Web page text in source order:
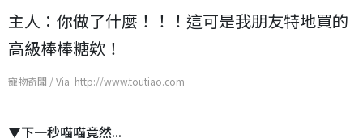
主人：你做了什麼！！！這可是我朋友特地買的
高級棒棒糖欸！
寵物奇聞 / Via http://www.toutiao.com
▼下一秒喵喵竟然...